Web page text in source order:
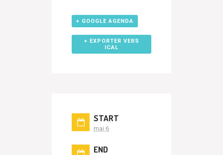
+ GOOGLE AGENDA
+ EXPORTER VERS
ICAL
START
mai 6
END